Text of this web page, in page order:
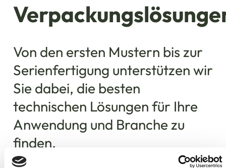
Von den ersten Mustern bis zur
Serienfertigung unterstützen wir
Sie dabei, die besten
technischen Lösungen für Ihre
Anwendung und Branche zu
finden.